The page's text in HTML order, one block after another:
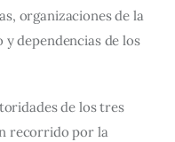
organizaciones de la
dependencias de los
de los tres
recorrido por la